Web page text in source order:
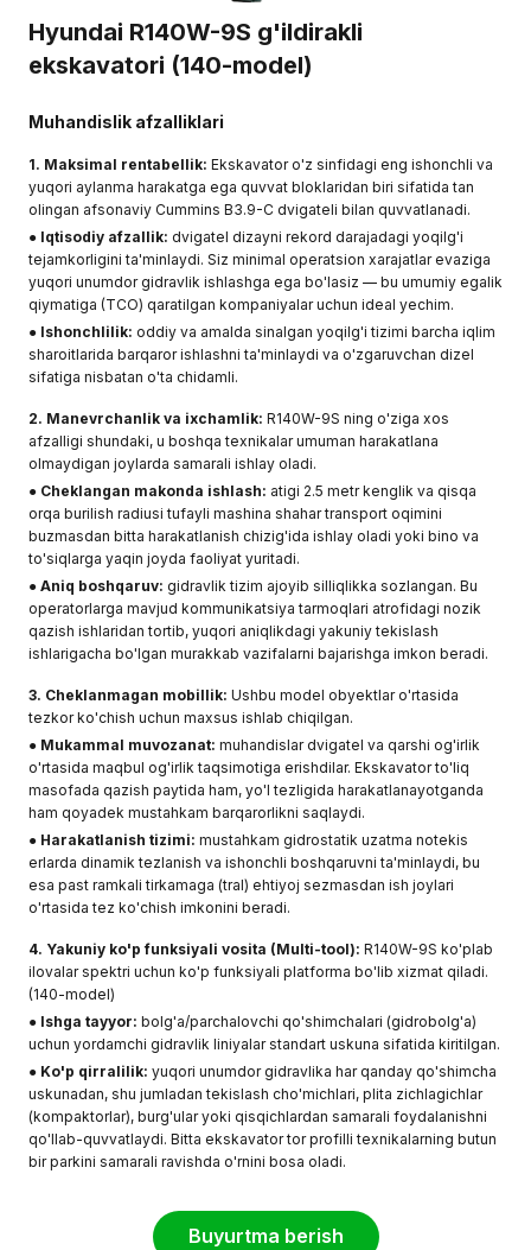
Hyundai R140W-9S g'ildirakli
ekskavatori (140-model)
Muhandislik afzalliklari
1. Maksimal rentabellik: Ekskavator o'z sinfidagi eng ishonchli va
yuqori aylanma harakatga ega quvvat bloklaridan biri sifatida tan
olingan afsonaviy Cummins B3.9-C dvigateli bilan quvvatlanadi.
● Iqtisodiy afzallik: dvigatel dizayni rekord darajadagi yoqilg'i
tejamkorligini ta'minlaydi. Siz minimal operatsion xarajatlar evaziga
yuqori unumdor gidravlik ishlashga ega bo'lasiz — bu umumiy egalik
qiymatiga (TCO) qaratilgan kompaniyalar uchun ideal yechim.
● Ishonchlilik: oddiy va amalda sinalgan yoqilg'i tizimi barcha iqlim
sharoitlarida barqaror ishlashni ta'minlaydi va o'zgaruvchan dizel
sifatiga nisbatan o'ta chidamli.
2. Manevrchanlik va ixchamlik: R140W-9S ning o'ziga xos
afzalligi shundaki, u boshqa texnikalar umuman harakatlana
olmaydigan joylarda samarali ishlay oladi.
● Cheklangan makonda ishlash: atigi 2.5 metr kenglik va qisqa
orqa burilish radiusi tufayli mashina shahar transport oqimini
buzmasdan bitta harakatlanish chizig'ida ishlay oladi yoki bino va
to'siqlarga yaqin joyda faoliyat yuritadi.
● Aniq boshqaruv: gidravlik tizim ajoyib silliqlikka sozlangan. Bu
operatorlarga mavjud kommunikatsiya tarmoqlari atrofidagi nozik
qazish ishlaridan tortib, yuqori aniqlikdagi yakuniy tekislash
ishlarigacha bo'lgan murakkab vazifalarni bajarishga imkon beradi.
3. Cheklanmagan mobillik: Ushbu model obyektlar o'rtasida
tezkor ko'chish uchun maxsus ishlab chiqilgan.
● Mukammal muvozanat: muhandislar dvigatel va qarshi og'irlik
o'rtasida maqbul og'irlik taqsimotiga erishdilar. Ekskavator to'liq
masofada qazish paytida ham, yo'l tezligida harakatlanayotganda
ham qoyadek mustahkam barqarorlikni saqlaydi.
● Harakatlanish tizimi: mustahkam gidrostatik uzatma notekis
erlarda dinamik tezlanish va ishonchli boshqaruvni ta'minlaydi, bu
esa past ramkali tirkamaga (tral) ehtiyoj sezmasdan ish joylari
o'rtasida tez ko'chish imkonini beradi.
4. Yakuniy ko'p funksiyali vosita (Multi-tool): R140W-9S ko'plab
ilovalar spektri uchun ko'p funksiyali platforma bo'lib xizmat qiladi.
(140-model)
● Ishga tayyor: bolg'a/parchalovchi qo'shimchalari (gidrobolg'a)
uchun yordamchi gidravlik liniyalar standart uskuna sifatida kiritilgan.
● Ko'p qirralilik: yuqori unumdor gidravlika har qanday qo'shimcha
uskunadan, shu jumladan tekislash cho'michlari, plita zichlagichlar
(kompaktorlar), burg'ular yoki qisqichlardan samarali foydalanishni
qo'llab-quvvatlaydi. Bitta ekskavator tor profilli texnikalarning butun
bir parkini samarali ravishda o'rnini bosa oladi.
Buyurtma berish